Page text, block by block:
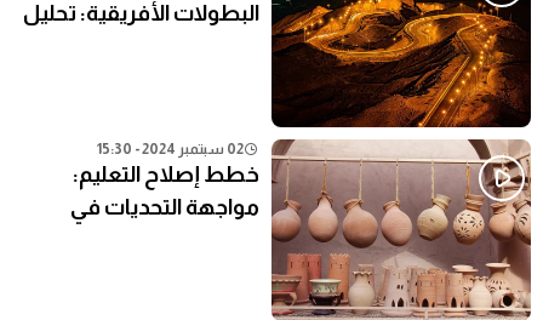
البطولات الأفريقية: تحليل
02 سبتمبر 2024 - 15:30
خطط إصلاح التعليم:
مواجهة التحديات في